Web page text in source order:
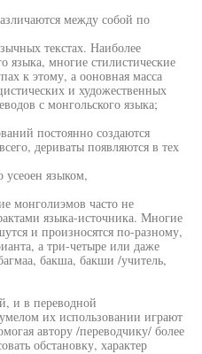
между собой по
текстах. Наиболее
языка, многие стилистические
к этому, а ооновная масса
и художественных
с монгольского языка;
постоянно создаются
дериваты появляются в тех
усеоен языком,
монголиэмов часто не
языка-источника. Многие
и произносятся по-разному,
а три-четыре или даже
бакша, бакши /учитель,
и в переводной
их использовании играют
автору /переводчику/ более
обстановку, характер